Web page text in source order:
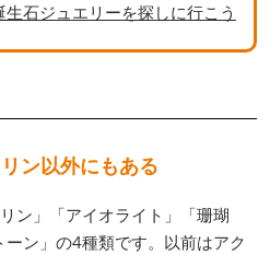
生石ジュエリーを探しに行こう
ン以外にもある
ン」「アイオライト」「珊瑚
ーン」の4種類です。以前はアク